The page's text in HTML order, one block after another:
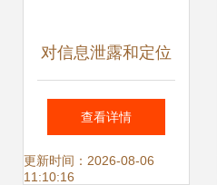
对信息泄露和定位
跟踪说‘再见’ TD
Tech F4智防手机
查看详情
更新时间：2026-08-06
11:10:16